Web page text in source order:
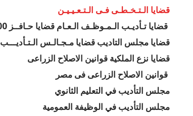
قضايا الـتـخـطـى فـى الـتـعـيـيـن
قضايا تـأديـب الـمـوظـف الـعـام قضايا حـافــز 200%
قضايا مجلس التاديب قضايا مـجـالـس الـتـأديـــب
قضايا نزع الملكية قوانين الاصلاح الزراعى
قوانين الاصلاح الزراعى فى مصر
مجلس التأديب في التعليم الثانوي
مجلس التأديب في الوظيفة العمومية